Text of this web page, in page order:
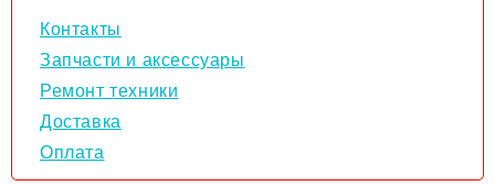
Контакты
Запчасти и аксессуары
Ремонт техники
Доставка
Оплата